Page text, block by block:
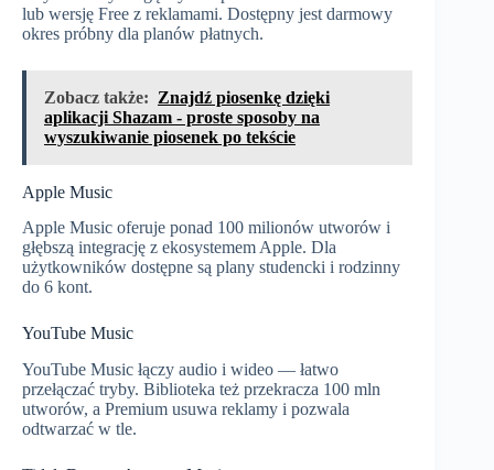
lub wersję Free z reklamami. Dostępny jest darmowy
okres próbny dla planów płatnych.
Zobacz także: Znajdź piosenkę dzięki
aplikacji Shazam - proste sposoby na
wyszukiwanie piosenek po tekście
Apple Music
Apple Music oferuje ponad 100 milionów utworów i
głębszą integrację z ekosystemem Apple. Dla
użytkowników dostępne są plany studencki i rodzinny
do 6 kont.
YouTube Music
YouTube Music łączy audio i wideo — łatwo
przełączać tryby. Biblioteka też przekracza 100 mln
utworów, a Premium usuwa reklamy i pozwala
odtwarzać w tle.